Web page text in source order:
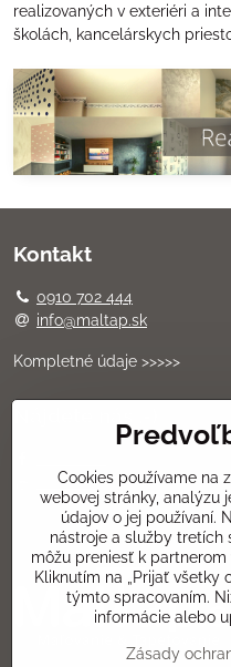
realizovaných v exteriéri a
školách, kancelárskych
Kontakt
0910 702 444
info@maltap.sk
Kompletné údaje >>>>>
YouTube
Cookies používame na
webovej stránky, analýzu
údajov o jej používaní.
nástroje a služby tretích
môžu preniesť k partnerom
Kliknutím na „Prijať všetky
týmto spracovaním.
informácie alebo
Zásady